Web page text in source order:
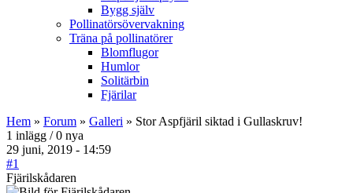
Bygg själv
Pollinatörsövervakning
Träna på pollinatörer
Blomflugor
Humlor
Solitärbin
Fjärilar
Hem » Forum » Galleri » Stor Aspfjäril siktad i Gullaskruv!
1 inlägg / 0 nya
29 juni, 2019 - 14:59
#1
Fjärilskådaren